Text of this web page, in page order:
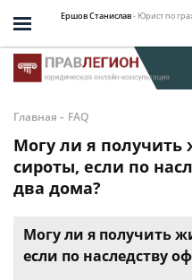
Ершов Станислав- Юрист по
Главная - FAQ
Могу ли я получить
сироты, если по
два дома?
Могу ли я получить
если по наследству